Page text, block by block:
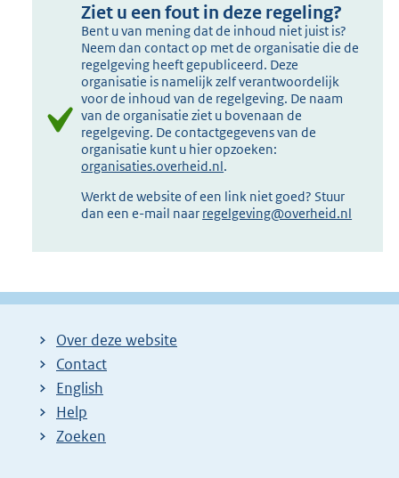
Ziet u een fout in deze regeling?
Bent u van mening dat de inhoud niet juist is?
Neem dan contact op met de organisatie die de
regelgeving heeft gepubliceerd. Deze
organisatie is namelijk zelf verantwoordelijk
voor de inhoud van de regelgeving. De naam
van de organisatie ziet u bovenaan de
regelgeving. De contactgegevens van de
organisatie kunt u hier opzoeken:
organisaties.overheid.nl.
Werkt de website of een link niet goed? Stuur
dan een e-mail naar regelgeving@overheid.nl
Over deze website
Contact
English
Help
Zoeken